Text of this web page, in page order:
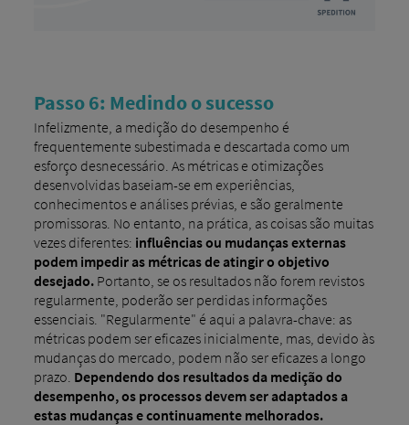
Passo 6: Medindo o sucesso
Infelizmente, a medição do desempenho é
frequentemente subestimada e descartada como um
esforço desnecessário. As métricas e otimizações
desenvolvidas baseiam-se em experiências,
conhecimentos e análises prévias, e são geralmente
promissoras. No entanto, na prática, as coisas são muitas
vezes diferentes: influências ou mudanças externas
podem impedir as métricas de atingir o objetivo
desejado.Portanto, se os resultados não forem revistos ​​
regularmente, poderão ser perdidas informações
essenciais. "Regularmente" é aqui a palavra-chave: as
métricas podem ser eficazes inicialmente, mas, devido às
mudanças do mercado, podem não ser eficazes a longo
prazo. Dependendo dos resultados da medição do
desempenho, os processos devem ser adaptados a
estas mudanças e continuamente melhorados.